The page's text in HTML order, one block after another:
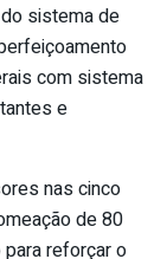
sistema de
com sistema
e
nas cinco
de 80
reforçar o